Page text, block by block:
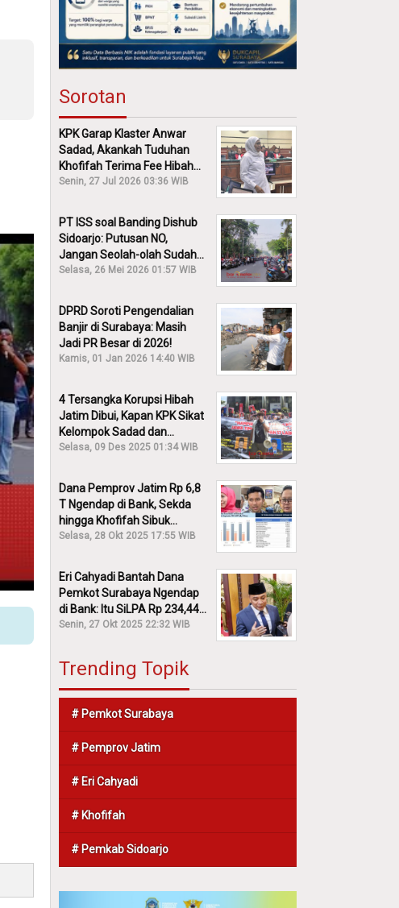
Sorotan
KPK Garap Klaster Anwar
Sadad, Akankah Tuduhan
Khofifah Terima Fee Hibah
30% Diusut?
Senin, 27 Jul 2026 03:36 WIB
PT ISS soal Banding Dishub
Sidoarjo: Putusan NO,
Jangan Seolah-olah Sudah
Menang!
Selasa, 26 Mei 2026 01:57 WIB
DPRD Soroti Pengendalian
Banjir di Surabaya: Masih
Jadi PR Besar di 2026!
Kamis, 01 Jan 2026 14:40 WIB
4 Tersangka Korupsi Hibah
Jatim Dibui, Kapan KPK Sikat
Kelompok Sadad dan
Iskandar?
Selasa, 09 Des 2025 01:34 WIB
Dana Pemprov Jatim Rp 6,8
T Ngendap di Bank, Sekda
hingga Khofifah Sibuk
Membantah!
Selasa, 28 Okt 2025 17:55 WIB
Eri Cahyadi Bantah Dana
Pemkot Surabaya Ngendap
di Bank: Itu SiLPA Rp 234,44
M!
Senin, 27 Okt 2025 22:32 WIB
Trending Topik
# Pemkot Surabaya
# Pemprov Jatim
# Eri Cahyadi
# Khofifah
# Pemkab Sidoarjo